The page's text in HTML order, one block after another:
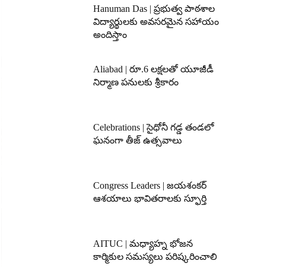
Hanuman Das | ప్రభుత్వ పాఠశాల
విద్యార్థులకు అవసరమైన సహాయం
అందిస్తాం
Aliabad | రూ.6 లక్షలతో యూజీడీ
నిర్మాణ పనులకు శ్రీకారం
Celebrations | సైధోనీ గడ్డ తండలో
ఘనంగా తీజ్ ఉత్సవాలు
Congress Leaders | జయశంకర్
ఆశయాలు భావితరాలకు స్ఫూర్తి
AITUC | మధ్యాహ్న భోజన
కార్మికుల సమస్యలు పరిష్కరించాలి